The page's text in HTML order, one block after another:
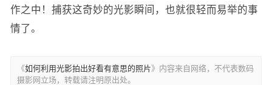
作之中！捕获这奇妙的光影瞬间，也就很轻而易举的事
情了。
《如何利用光影拍出好看有意思的照片》内容来自网络，不代表数码
摄影网立场，转载请注明原出处。